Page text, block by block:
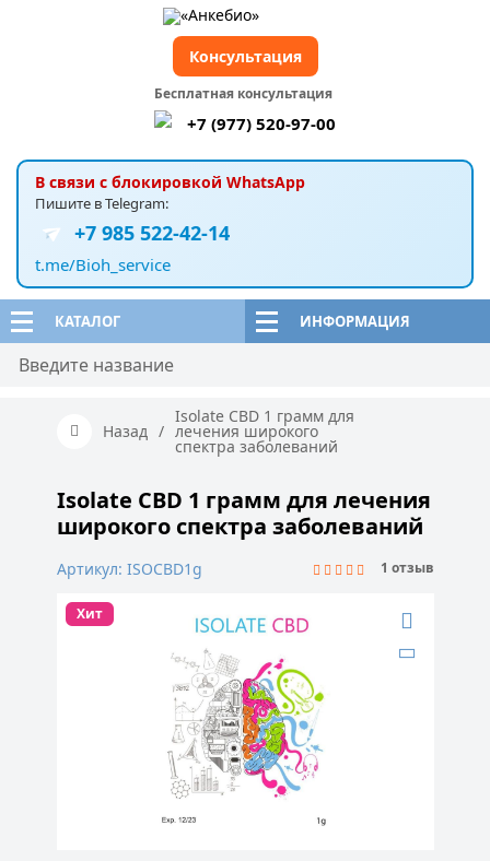
КАТАЛОГ ИНФОРМАЦИЯ
В связи с блокировкой WhatsApp
Пишите в Telegram:
+7 985 522-42-14
t.me/Bioh_service
Бесплатная консультация
+7 (977) 520-97-00
Консультация
Назад /
Isolate CBD 1 грамм для
лечения широкого
спектра заболеваний
Isolate CBD 1 грамм для лечения
широкого спектра заболеваний
Артикул: ISOCBD1g 1 отзыв
Хит